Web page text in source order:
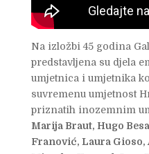
Na izložbi 45 godina
predstavljena su djela
umjetnica i umjetnika
suvremenu umjetnost
priznatih inozemnim
Marija Braut, Hugo
Franović, Laura Gioso,